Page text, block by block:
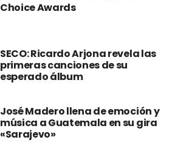
Choice Awards
SECO: Ricardo Arjona revela las
primeras canciones de su
esperado álbum
José Madero llena de emoción y
música a Guatemala en su gira
«Sarajevo»